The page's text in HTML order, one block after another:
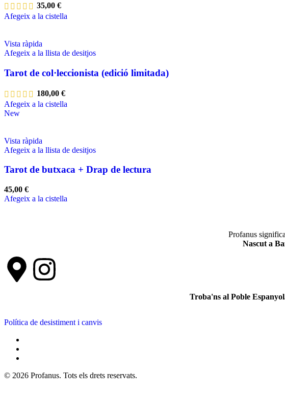
35,00 €
Afegeix a la cistella
Vista ràpida
Afegeix a la llista de desitjos
Tarot de col·leccionista (edició limitada)
180,00 €
Afegeix a la cistella
New
Vista ràpida
Afegeix a la llista de desitjos
Tarot de butxaca + Drap de lectura
45,00 €
Afegeix a la cistella
Profanus
Nascut a
Troba'ns al Poble
Política de desistiment i canvis
© 2026 Profanus. Tots els drets reservats.